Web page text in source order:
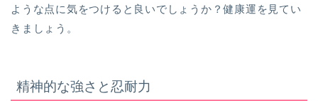
ような点に気をつけると良いでしょうか？健康運を見てい
きましょう。
精神的な強さと忍耐力